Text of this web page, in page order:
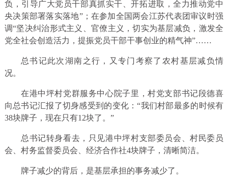
负，引导广大党员干部真抓实干、开拓进取，全力推动党中
央决策部署落实落地”；在参加全国两会江苏代表团审议时强
调“坚决纠治形式主义、官僚主义，切实为基层减负，激发全
党全社会创造活力，提振党员干部干事创业的精气神”……
总书记此次湖南之行，又专门考察了农村基层减负情
况。
在港中坪村党群服务中心院子里，村党支部书记段德喜
向总书记汇报了切身感受到的变化：“我们村部最多的时候有
38块牌子，现在只有12块了。”
总书记转身看去，只见港中坪村支部委员会、村民委员
会、村务监督委员会、经济合作社4块牌子，清晰简洁。
牌子减少的背后，是基层承担的事务减少了。